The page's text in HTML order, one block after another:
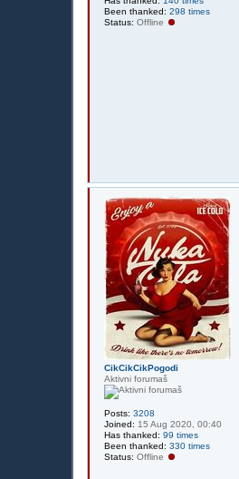
Been thanked: 298 times
Status: Offline
CikCikCikPogodi
Aktivni forumaš
Posts: 3208
Joined: 15 Aug 2020, 00:40
Has thanked: 99 times
Been thanked: 330 times
Status: Offline